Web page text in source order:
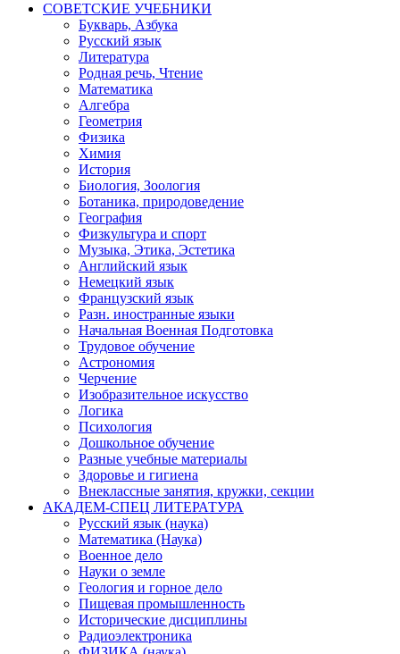
СОВЕТСКИЕ УЧЕБНИКИ
Букварь, Азбука
Русский язык
Литература
Родная речь, Чтение
Математика
Алгебра
Геометрия
Физика
Химия
История
Биология, Зоология
Ботаника, природоведение
География
Физкультура и спорт
Музыка, Этика, Эстетика
Английский язык
Немецкий язык
Французский язык
Разн. иностранные языки
Начальная Военная Подготовка
Трудовое обучение
Астрономия
Черчение
Изобразительное искусство
Логика
Психология
Дошкольное обучение
Разные учебные материалы
Здоровье и гигиена
Внеклассные занятия, кружки, секции
АКАДЕМ-СПЕЦ ЛИТЕРАТУРА
Русский язык (наука)
Математика (Наука)
Военное дело
Науки о земле
Геология и горное дело
Пищевая промышленность
Исторические дисциплины
Радиоэлектроника